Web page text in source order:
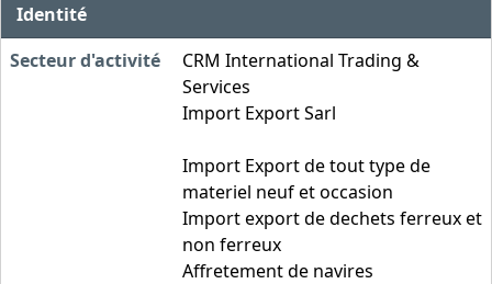
Identité
Secteur d'activité
CRM International Trading &
Services
Import Export Sarl
Import Export de tout type de
materiel neuf et occasion
Import export de dechets ferreux et
non ferreux
Affretement de navires